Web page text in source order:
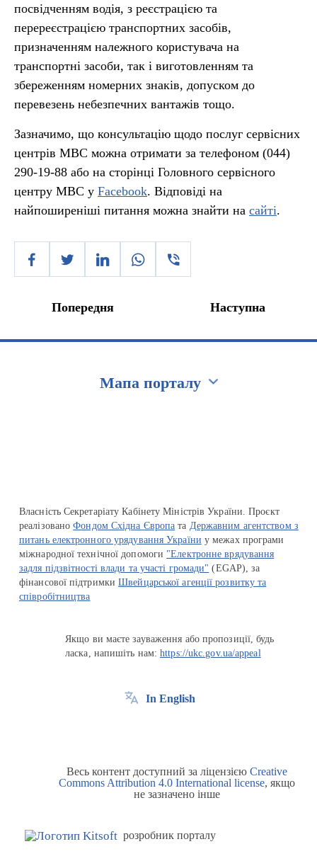
посвідченням водія, з реєстрацією та
перереєстрацією транспортних засобів,
призначенням належного користувача на
транспортні засоби, так і виготовленням та
збереженням номерних знаків, допуском до
перевезень небезпечних вантажів тощо.
Зазначимо, що консультацію щодо послуг сервісних
центрів МВС можна отримати за телефоном (044)
290-19-88 або на сторінці Головного сервісного
центру МВС у Facebook. Відповіді на
найпоширеніші питання можна знайти на сайті.
Попередня Наступна
Мапа порталу
Власність Секретаріату Кабінету Міністрів України. Проєкт
реалізованоФондом Східна Європа та Державним агентством з
питань електронного урядування України у межах програми
міжнародної технічної допомоги "Електронне врядування
задля підзвітності влади та участі громади" (EGAP), за
фінансової підтримкиШвейцарської агенції розвитку та
співробітництва
Якщо ви маєте зауваження або пропозиції, будь
ласка, напишіть нам:https://ukc.gov.ua/appeal
In English
Весь контент доступний за ліцензією Creative
Commons Attribution 4.0 International license, якщо
не зазначено інше
розробник порталу